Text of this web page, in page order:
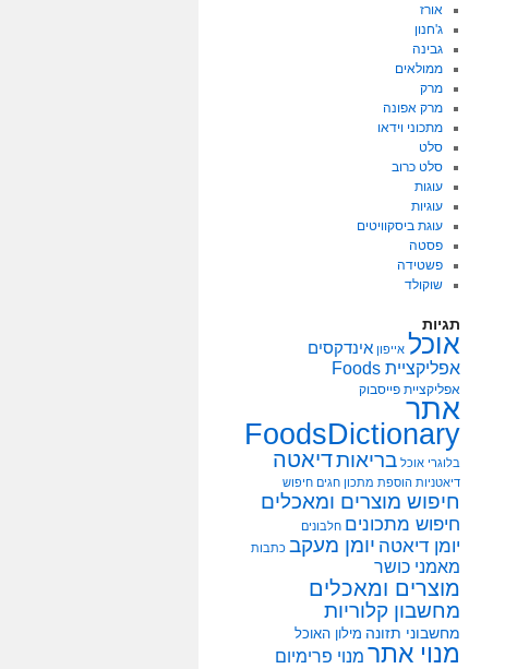
אורז
ג'חנון
גבינה
ממולאים
מרק
מרק אפונה
מתכוני וידאו
סלט
סלט כרוב
עוגות
עוגיות
עוגת ביסקוויטים
פסטה
פשטידה
שוקולד
תגיות
אוכל אייפון אינדקסים
אפליקציית Foods
אפליקציית פייסבוק
אתר
FoodsDictionary
בלוגרי אוכל בריאותדיאטה
דיאטניות הוספת מתכון חגים חיפוש
חיפוש מוצרים ומאכלים
חיפוש מתכונים חלבונים
יומן דיאטה יומן מעקב כתבות
מאמני כושר
מוצרים ומאכלים
מחשבון קלוריות
מחשבוני תזונה מילון האוכל
מנוי אתר מנוי פרימיום